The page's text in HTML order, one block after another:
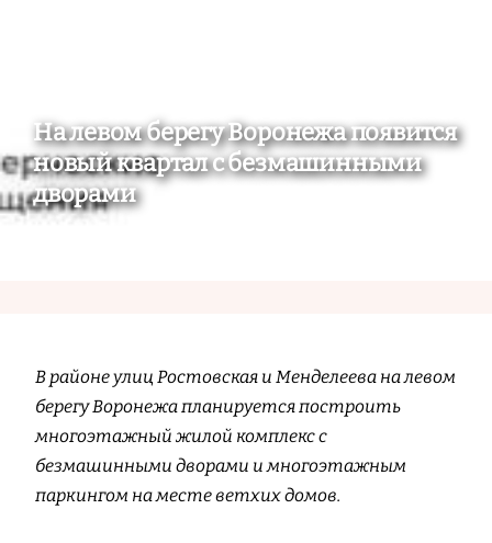
На левом берегу Воронежа появится
новый квартал с безмашинными
дворами
В районе улиц Ростовская и Менделеева на левом
берегу Воронежа планируется построить
многоэтажный жилой комплекс с
безмашинными дворами и многоэтажным
паркингом на месте ветхих домов.